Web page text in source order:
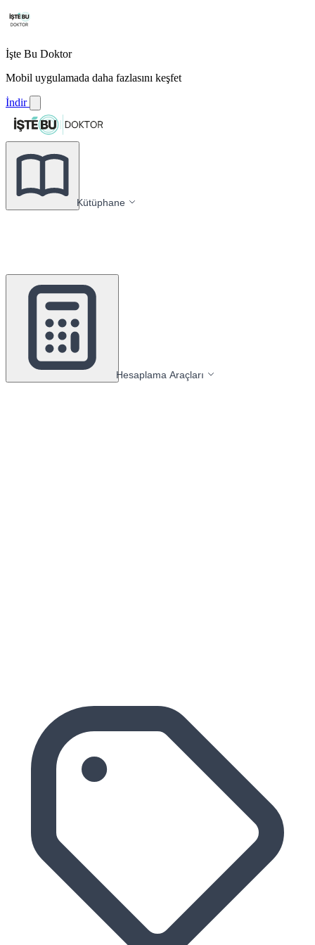
İşte Bu Doktor
Mobil uygulamada daha fazlasını keşfet
İndir
Kütüphane
Hesaplama Araçları